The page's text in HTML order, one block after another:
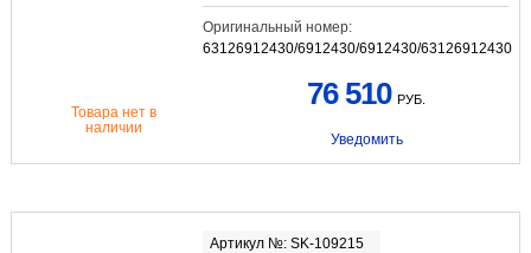
Оригинальный номер:
63126912430/6912430/6912430/63126912430
Товара нет в
наличии
76 510 РУБ.
Уведомить
Артикул №: SK-109215